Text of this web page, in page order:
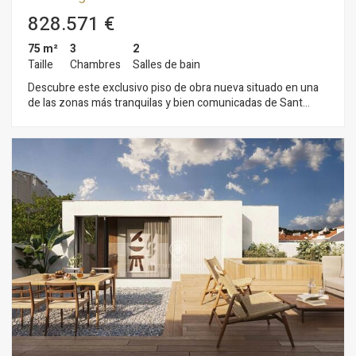
828.571 €
75 m²
Taille
3
Chambres
2
Salles de bain
Descubre este exclusivo piso de obra nueva situado en una
de las zonas más tranquilas y bien comunicadas de Sant
destaca por sus espacios amplios y luminosos, gracias a
grandes ventanales que permiten la entrada de luz natural
durante todo el día. La zona de día se compone de un salón-
comedor diáfano con acceso a un balcón/terraza ideal para
relajarse o disfrutar del aire libre. La cocina, de estilo
contemporáneo, está pensada para combinar funcionalidad y
estética, con mobiliario de líneas limpias y posibilidad de
electrodomésticos integrados. La zona de noche ofrece
dormitorios cómodos y tranquilos, con armarios empotrados y
excelentes aislamientos térmicos y acústicos. Los baños, de
diseño moderno, incluyen acabados de alta gama, duchas de
efecto lluvia, luces led suave, lavabos de piedra a medida para
un ambiente que invita a la calma. El edificio cuenta con
instalaciones de eficiencia energética, ascensor, 1 plaza de